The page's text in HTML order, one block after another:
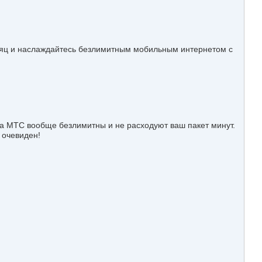
и наслаждайтесь безлимитным мобильным интернетом с
МТС вообще безлимитны и не расходуют ваш пакет минут.